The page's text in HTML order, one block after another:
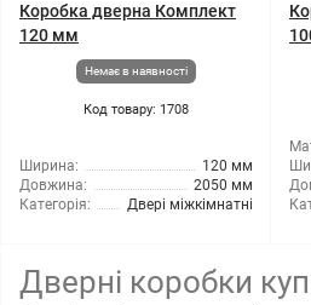
Коробка дверна Комплект
120 мм
Немає в наявності
Код товару: 1708
Ширина:
120 мм
Довжина:
2050 мм
Категорія:
Двері міжкімнатні
Дверні коробки